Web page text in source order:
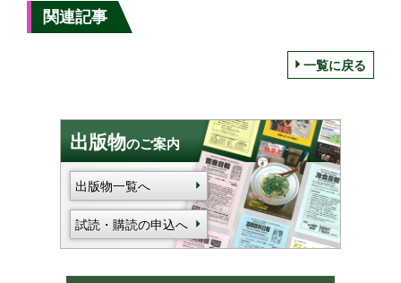
関連記事
一覧に戻る
出版物のご案内
出版物一覧へ
試読・購読の申込へ